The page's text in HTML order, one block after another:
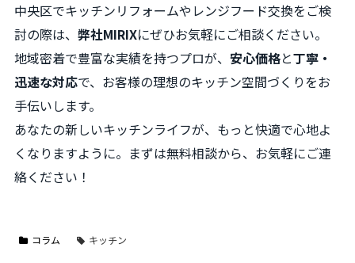
中央区でキッチンリフォームやレンジフード交換をご検
討の際は、 弊社MIRIXにぜひお気軽にご相談ください。
地域密着で豊富な実績を持つプロが、 安心価格と丁寧・
迅速な対応で、お客様の理想のキッチン空間づくりをお
手伝いします。
あなたの新しいキッチンライフが、もっと快適で心地よ
くなりますように。まずは無料相談から、お気軽にご連
絡ください！
コラム キッチン